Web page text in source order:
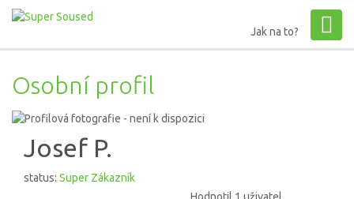
Jak na to?
Osobní profil
Josef P.
status: Super Zákazník